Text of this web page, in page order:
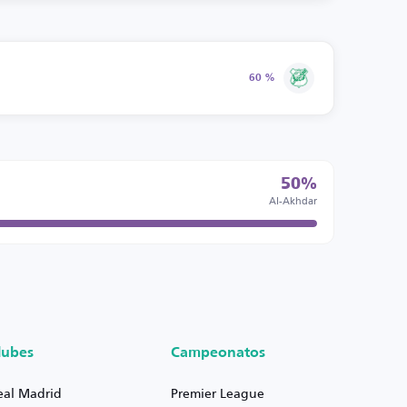
60 %
50%
Al-Akhdar
Madrid
Campeonatos
Premier League